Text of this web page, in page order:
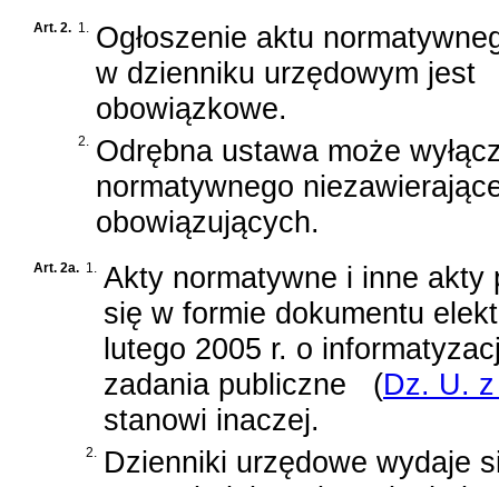
Art. 2. 1. Ogłoszenie aktu
w dzienniku urzędowym jest
obowiązkowe.
2. Odrębna ustawa może
normatywnego
obowiązujących.
Art. 2a. 1. Akty normatywne i inne akty
się w formie dokumentu
lutego 2005 r. o
zadania publiczne
(Dz. U.
stanowi inaczej.
2. Dzienniki urzędowe wydaje